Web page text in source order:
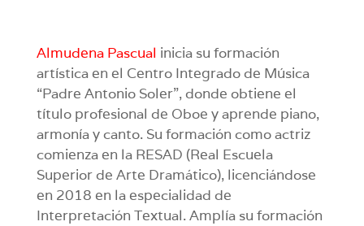
Almudena Pascual inicia su formación
artística en el Centro Integrado de Música
“Padre Antonio Soler”, donde obtiene el
título profesional de Oboe y aprende piano,
armonía y canto. Su formación como actriz
comienza en la RESAD (Real Escuela
Superior de Arte Dramático), licenciándose
en 2018 en la especialidad de
Interpretación Textual. Amplía su formación